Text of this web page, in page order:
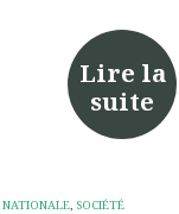
Lire la
suite
, SOCIÉTÉ